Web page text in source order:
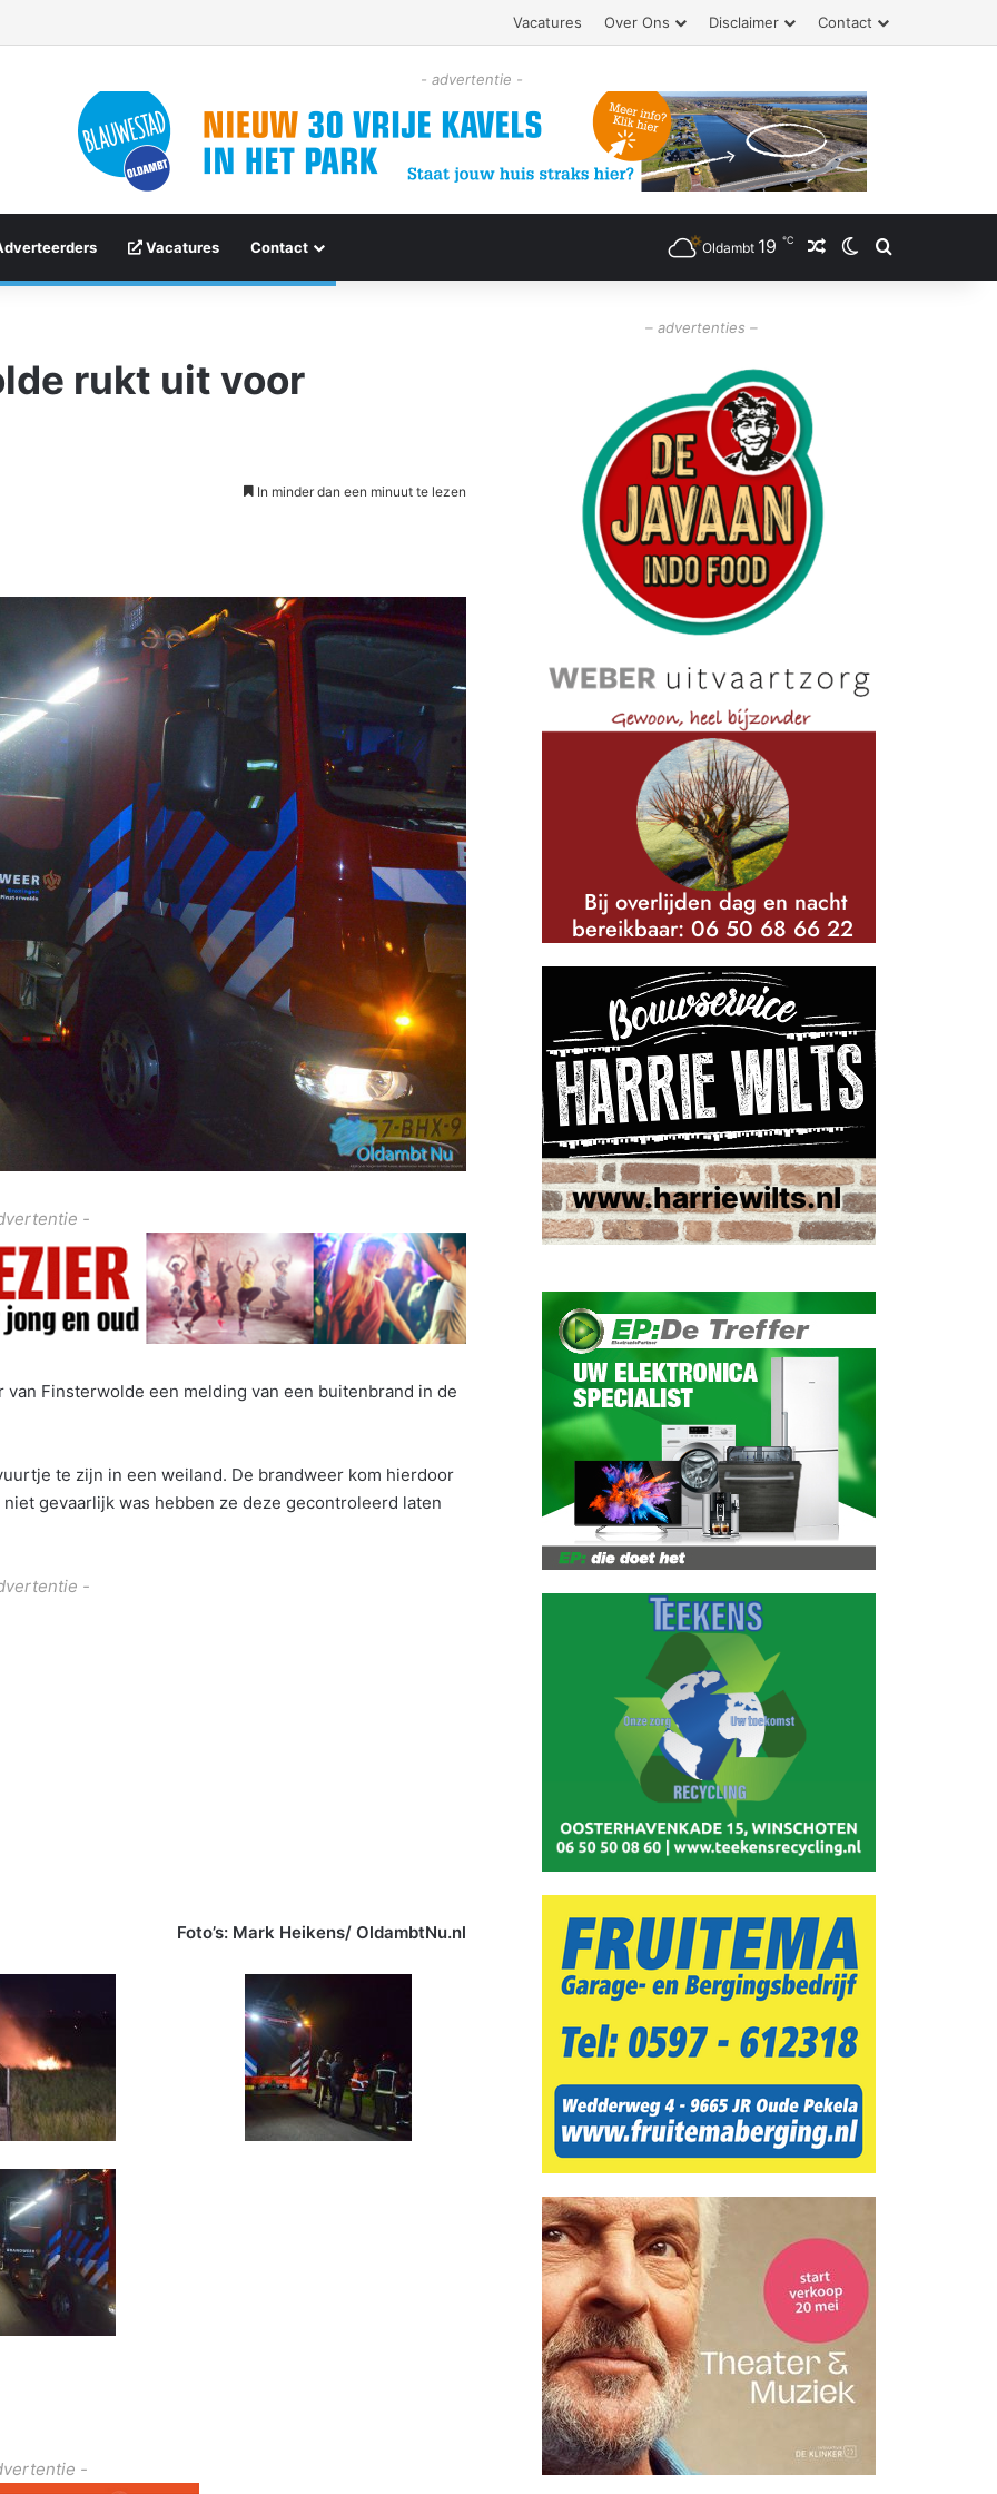
Vacatures Over Ons Disclaimer Contact
- advertentie -
Vacatures Contact Oldambt 19 ℃ Willekeurig artikel
Switch skin
Zoeken
rukt uit voor
In minder dan een minuut te lezen
-
Finsterwolde een melding van een buitenbrand in de
te zijn in een weiland. De brandweer kom hierdoor
gevaarlijk was hebben ze deze gecontroleerd laten
-
Foto’s: Mark Heikens/ OldambtNu.nl
-
– advertenties –